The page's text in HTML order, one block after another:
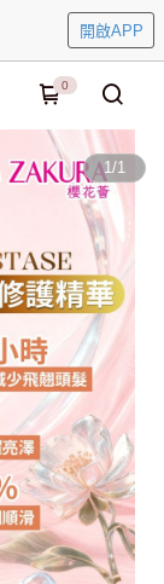
開啟APP
0
1/1